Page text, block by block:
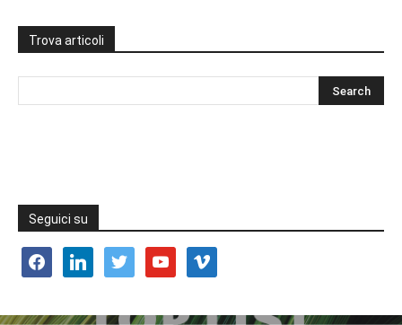
Trova articoli
Seguici su
facebooklinkedin twitter youtube vimeo